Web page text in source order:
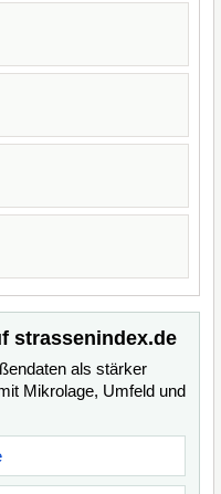
strassenindex.de
als stärker
Mikrolage, Umfeld und